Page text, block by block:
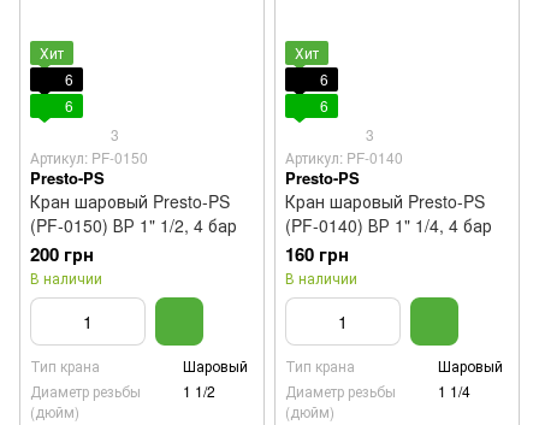
Хит
6
6
3
Артикул: PF-0150
Presto-PS
Кран шаровый Presto-PS
(PF-0150) ВР 1" 1/2, 4 бар
200 грн
В наличии
Тип крана
Шаровый
Диаметр резьбы
(дюйм)
1 1/2
Хит
6
6
3
Артикул: PF-0140
Presto-PS
Кран шаровый Presto-PS
(PF-0140) ВР 1" 1/4, 4 бар
160 грн
В наличии
Тип крана
Шаровый
Диаметр резьбы
(дюйм)
1 1/4